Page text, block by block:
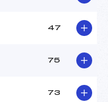
35
MERMILLOD RAPHAEL
PERILLAT MERCEROZ
LUCAS (MB)
47
75
73